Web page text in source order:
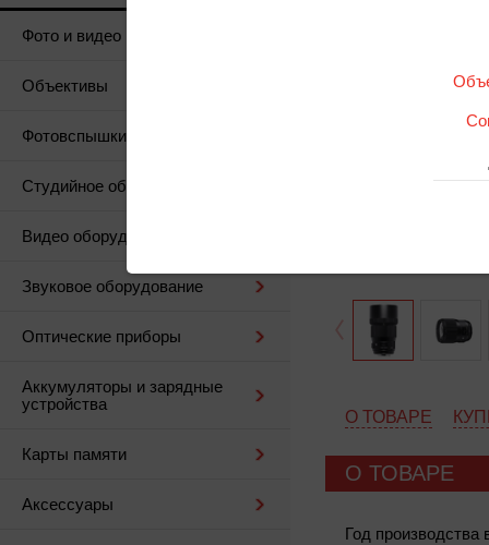
Фото и видео
Объективы
Фотовспышки
Студийное оборудование
Видео оборудование
Звуковое оборудование
Оптические приборы
Аккумуляторы и зарядные
устройства
Карты памяти
Аксессуары
О ТОВАРЕ
О ТОВАРЕ
Год производства